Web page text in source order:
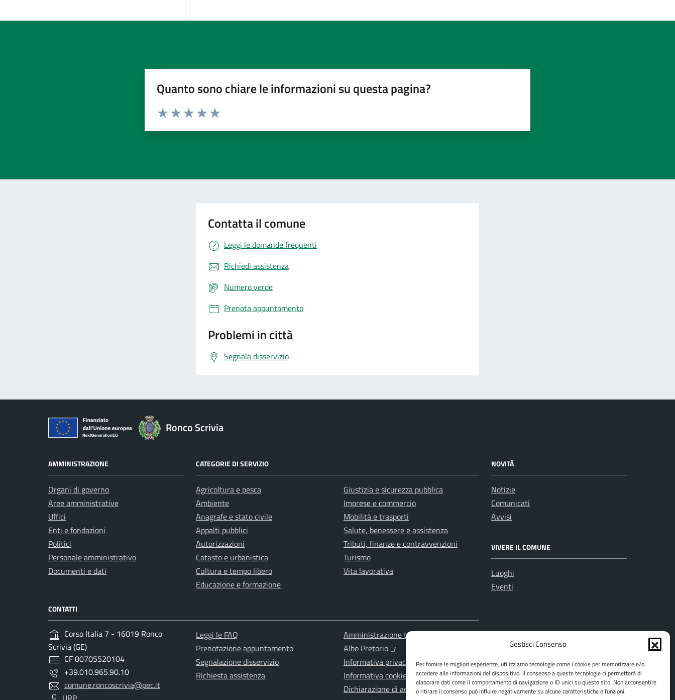
Gestisci Consenso
Per fornire le migliori esperienze, utilizziamo tecnologie come i cookie per memorizzare e/o
accedere alle informazioni del dispositivo. Il consenso a queste tecnologie ci permetterà di
elaborare dati come il comportamento di navigazione o ID unici su questo sito. Non acconsentire
o ritirare il consenso può influire negativamente su alcune caratteristiche e funzioni.
Quanto sono chiare le informazioni su questa pagina?
Valuta da 1 a 5 stelle la pagina
Contatta il comune
Leggi le domande frequenti
Richiedi assistenza
Numero verde
Prenota appuntamento
Problemi in città
Segnala disservizio
Ronco Scrivia
AMMINISTRAZIONE
Organi di governo
Aree amministrative
Uffici
Enti e fondazioni
Politici
Personale amministrativo
Documenti e dati
CATEGORIE DI SERVIZIO
Agricoltura e pesca
Ambiente
Anagrafe e stato civile
Appalti pubblici
Autorizzazioni
Catasto e urbanistica
Cultura e tempo libero
Educazione e formazione
Giustizia e sicurezza pubblica
Imprese e commercio
Mobilità e trasporti
Salute, benessere e assistenza
Tributi, finanze e contravvenzioni
Turismo
Vita lavorativa
NOVITÀ
Notizie
Comunicati
Avvisi
VIVERE IL COMUNE
Luoghi
Eventi
CONTATTI
Corso Italia 7 - 16019 Ronco
Scrivia (GE)
CF 00705520104
+39.010.965.90.10
comune.roncoscrivia@pec.it
Leggi le FAQ
Prenotazione appuntamento
Segnalazione disservizio
Richiesta assistenza
Amministrazione trasparente
Albo Pretorio
Informativa privacy
Informativa cookies
Dichiarazione di accessibilità